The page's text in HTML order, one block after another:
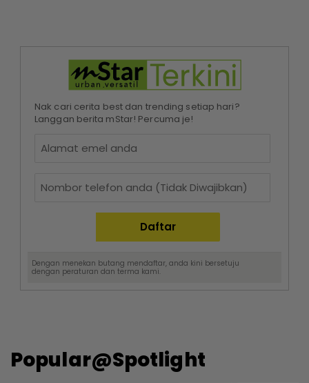
Nak cari cerita best dan trending setiap hari?
Langgan berita mStar! Percuma je!
Dengan menekan butang mendaftar, anda kini bersetuju
dengan peraturan dan terma kami.
Popular@Spotlight